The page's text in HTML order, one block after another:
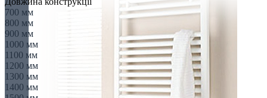
700 мм
800 мм
900 мм
1000 мм
1100 мм
1200 мм
1300 мм
1400 мм